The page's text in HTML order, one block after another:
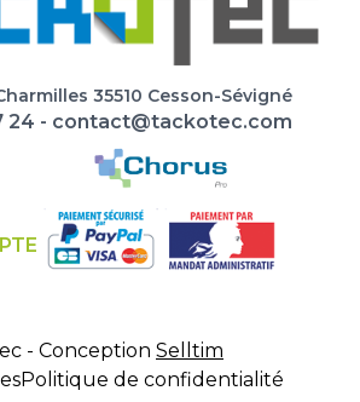
35510 Cesson-Sévigné
24 - contact@tackotec.com
- Conception Selltim
Politique de confidentialité